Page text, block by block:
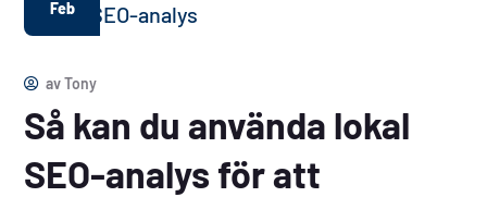
Feb
avTony
Så kan du använda lokal
SEO-analys för att